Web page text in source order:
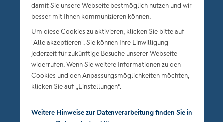
Datenschutz
Impressum
Privatsphäre-Einstellungen
damit Sie unsere Webseite bestmöglich nutzen und wir
besser mit Ihnen kommunizieren können.
Um diese Cookies zu aktivieren, klicken Sie bitte auf
"Alle akzeptieren". Sie können Ihre Einwilligung
jederzeit für zukünftige Besuche unserer Webseite
widerrufen. Wenn Sie weitere Informationen zu den
Cookies und den Anpassungsmöglichkeiten möchten,
klicken Sie auf „Einstellungen“.
Weitere Hinweise zur Datenverarbeitung finden Sie in